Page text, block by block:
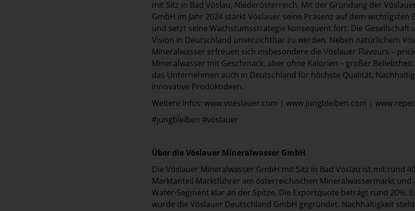
mit Sitz in Bad Vöslau, Niederösterreich. Mit der Gründung der
GmbH im Jahr 2024 stärkt Vöslauer seine Präsenz auf dem wichtigsten
und setzt seine Wachstumsstrategie konsequent fort. Die Gesellschaft
Vision in Deutschland unverzichtbar zu werden. Neben natürlichem
Mineralwasser erfreuen sich insbesondere die Vöslauer Flavours –
Mineralwasser mit Geschmack, aber ohne Kalorien – großer
das Unternehmen auch in Deutschland für höchste Qualität,
innovative Produktideen.
Weitere Infos: www.voeslauer.com | www.jungbleiben.com |
#jungbleiben #vöslauer
Über die Vöslauer Mineralwasser GmbH
Die Vöslauer Mineralwasser GmbH mit Sitz in Bad Vöslau ist mit rund
Marktanteil Marktführer am österreichischen Mineralwassermarkt und
Water-Segment klar an der Spitze. Die Exportquote beträgt rund 20%.
wurde die Vöslauer Deutschland GmbH gegründet. Nachhaltigkeit